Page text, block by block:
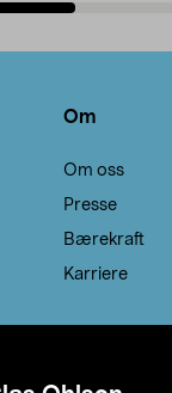
Om
Om oss
Presse
Bærekraft
Karriere